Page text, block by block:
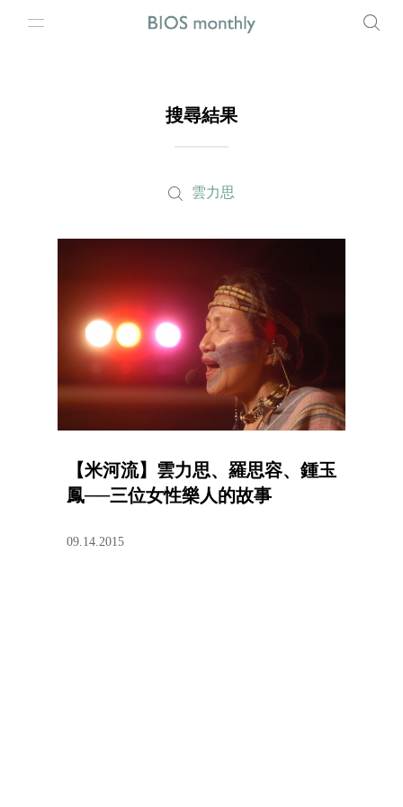
搜尋結果
雲力思
【米河流】雲力思、羅思容、鍾玉
鳳──三位女性樂人的故事
09.14.2015